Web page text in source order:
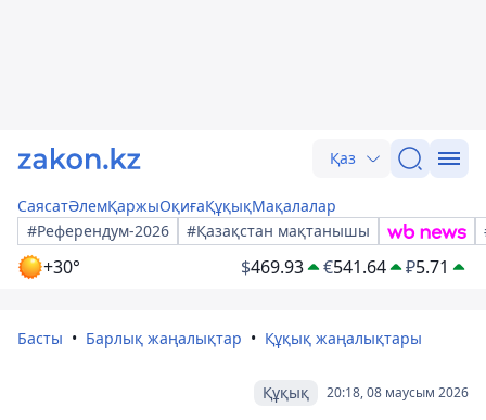
Қаз
СаясатӘлемҚаржыОқиғаҚұқықМақалалар
#Референдум-2026
#Қазақстан мақтанышы
+30° $469.93 €541.64 ₽5.71
Басты Барлық жаңалықтар Құқық жаңалықтары
20:18, 08 маусым 2026
Құқық